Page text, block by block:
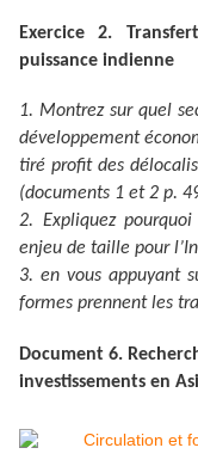
Exercice 2.
puissance indienne
1. Montrez sur quel
développement
tiré profit des
(documents 1 et 2 p.
2. Expliquez
enjeu de taille pour
3. en vous appuyant
formes prennent les
Document 6.
investissements en